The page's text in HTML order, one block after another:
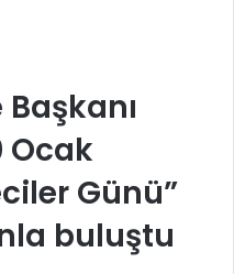
Ocak
Günü”
buluştu